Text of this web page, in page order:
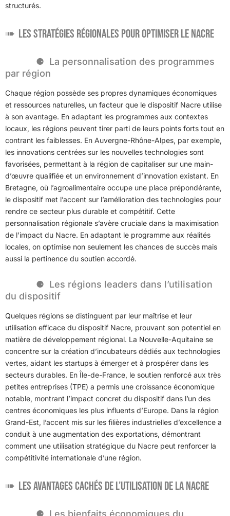
structurés.
Les stratégies régionales pour optimiser le Nacre
La personnalisation des programmes
par région
Chaque région possède ses propres dynamiques économiques
et ressources naturelles, un facteur que le dispositif Nacre utilise
à son avantage. En adaptant les programmes aux contextes
locaux, les régions peuvent tirer parti de leurs points forts tout en
contrant les faiblesses. En Auvergne-Rhône-Alpes, par exemple,
les innovations centrées sur les nouvelles technologies sont
favorisées, permettant à la région de capitaliser sur une main-
d’œuvre qualifiée et un environnement d’innovation existant. En
Bretagne, où l’agroalimentaire occupe une place prépondérante,
le dispositif met l’accent sur l’amélioration des technologies pour
rendre ce secteur plus durable et compétitif. Cette
personnalisation régionale s’avère cruciale dans la maximisation
de l’impact du Nacre. En adaptant le programme aux réalités
locales, on optimise non seulement les chances de succès mais
aussi la pertinence du soutien accordé.
Les régions leaders dans l’utilisation
du dispositif
Quelques régions se distinguent par leur maîtrise et leur
utilisation efficace du dispositif Nacre, prouvant son potentiel en
matière de développement régional. La Nouvelle-Aquitaine se
concentre sur la création d’incubateurs dédiés aux technologies
vertes, aidant les startups à émerger et à prospérer dans les
secteurs durables. En Île-de-France, le soutien renforcé aux très
petites entreprises (TPE) a permis une croissance économique
notable, montrant l’impact concret du dispositif dans l’un des
centres économiques les plus influents d’Europe. Dans la région
Grand-Est, l’accent mis sur les filières industrielles d’excellence a
conduit à une augmentation des exportations, démontrant
comment une utilisation stratégique du Nacre peut renforcer la
compétitivité internationale d’une région.
Les avantages cachés de l’utilisation de la nacre
Les bienfaits économiques du